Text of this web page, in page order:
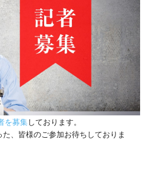
を募集しております。
、皆様のご参加お待ちしておりま